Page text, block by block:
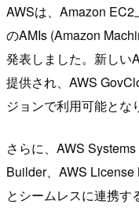
AWSは、Amazon
のAMIs (Amazon
発表しました。新しい
提供され、AWS
ジョンで利用可能とな
さらに、AWS
Builder、AWS
とシームレスに連携す